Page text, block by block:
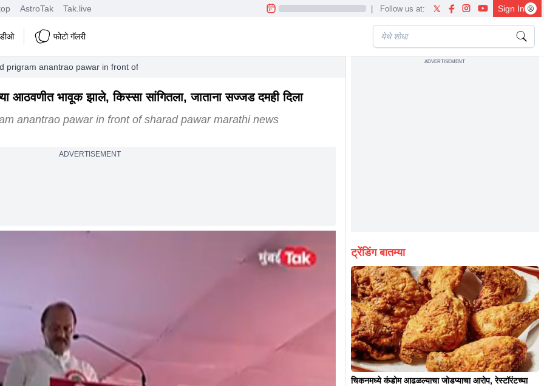
AstroTak Tak.live | Follow us at: Sign In
फोटो गॅलरी
prigram anantrao pawar in front of sharad pawar marathi news maharashtra politics
आठवणीत भावूक झाले, किस्सा सांगितला, जाताना सज्जड दमही दिला
anantrao pawar in front of sharad pawar marathi news
ADVERTISEMENT
ADVERTISEMENT
ट्रेंडिंग बातम्या
चिकनमध्ये कंडोम आढळल्याचा जोडप्याचा आरोप, रेस्टॉरंटच्या